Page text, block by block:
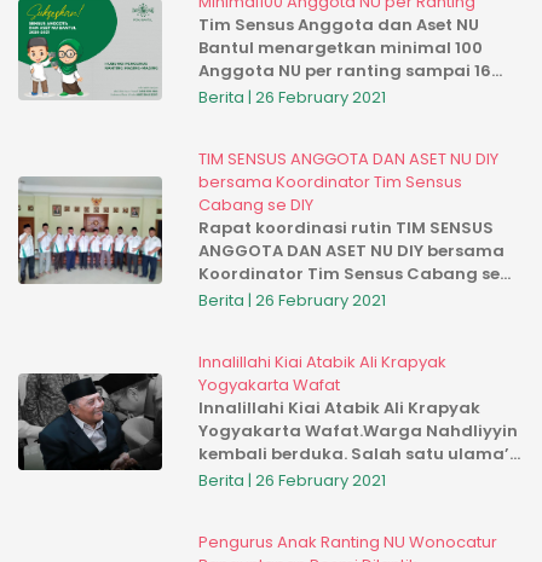
Tim Sensus Anggota dan Aset NU
Bantul menargetkan minimal 100
Anggota NU per ranting sampai 16
Rajab 1442 H ini
Berita | 26 February 2021
TIM SENSUS ANGGOTA DAN ASET NU DIY
bersama Koordinator Tim Sensus
Cabang se DIY
Rapat koordinasi rutin TIM SENSUS
ANGGOTA DAN ASET NU DIY bersama
Koordinator Tim Sensus Cabang se
DIY di kantor PWNU DIY untuk melihat
Berita | 26 February 2021
Innalillahi Kiai Atabik Ali Krapyak
Yogyakarta Wafat
Innalillahi Kiai Atabik Ali Krapyak
Yogyakarta Wafat.Warga Nahdliyyin
kembali berduka. Salah satu ulama’
kharismatik dan pengasuh Pondok
Berita | 26 February 2021
Pengurus Anak Ranting NU Wonocatur